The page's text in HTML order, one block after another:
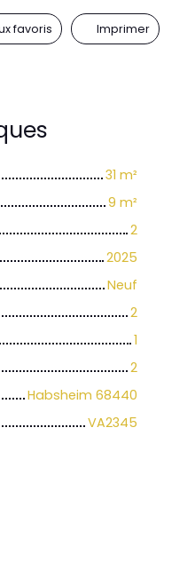
favoris Imprimer
31 m²
9 m²
2
2025
Neuf
2
1
2
Habsheim 68440
VA2345